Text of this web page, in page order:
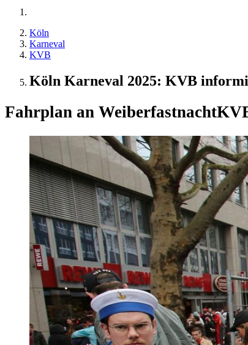
Köln
Karneval
KVB
Köln Karneval 2025: KVB
Fahrplan an Weiberfastnacht